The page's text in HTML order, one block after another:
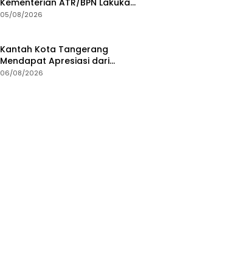
Investigasi
05/08/2026
Kantah Kota Tangerang
Mendapat Apresiasi dari
Masyarakat Pelaksanaan
06/08/2026